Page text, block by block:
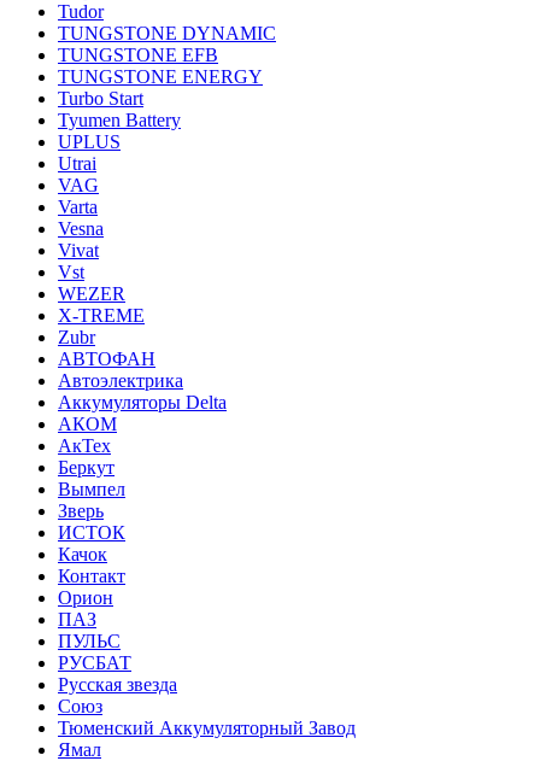
Tudor
TUNGSTONE DYNAMIC
TUNGSTONE EFB
TUNGSTONE ENERGY
Turbo Start
Tyumen Battery
UPLUS
Utrai
VAG
Varta
Vesna
Vivat
Vst
WEZER
X-TREME
Zubr
АВТОФАН
Автоэлектрика
Аккумуляторы Delta
АКОМ
АкТех
Беркут
Вымпел
Зверь
ИСТОК
Качок
Контакт
Орион
ПАЗ
ПУЛЬС
РУСБАТ
Русская звезда
Союз
Тюменский Аккумуляторный Завод
Ямал